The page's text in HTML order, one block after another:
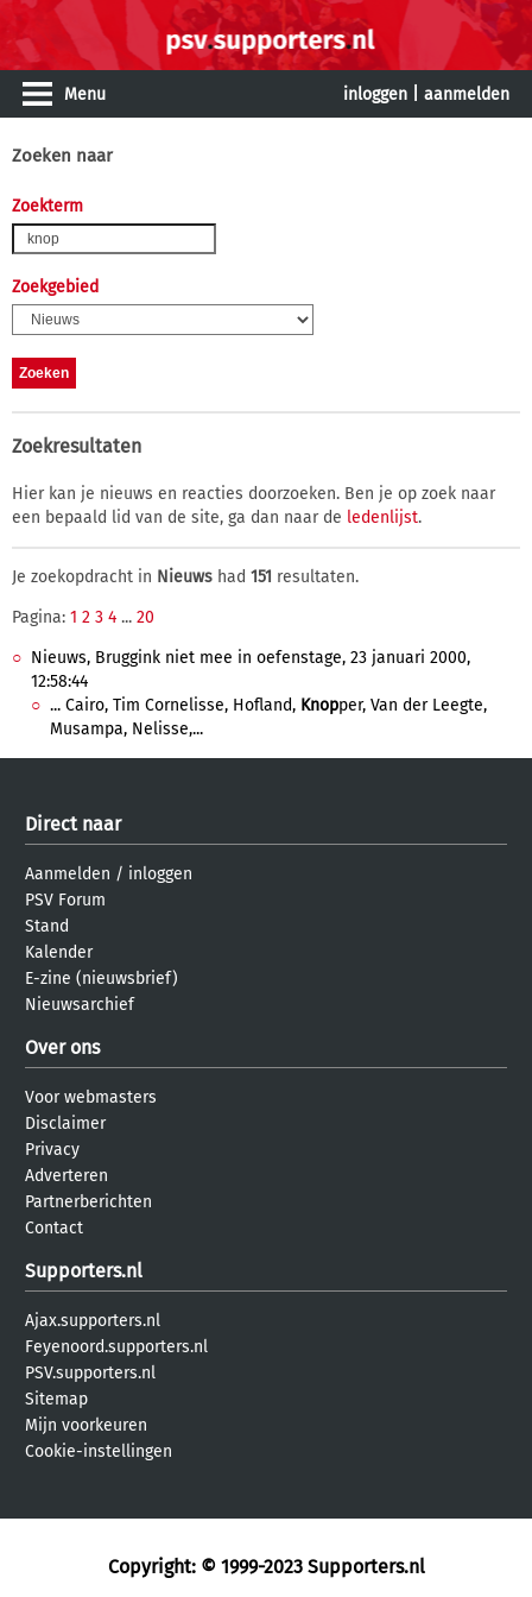
Menu inloggen aanmelden
Zoeken naar
Zoekterm
Zoekgebied
Zoekresultaten
Hier kan je nieuws en reacties doorzoeken. Ben je op zoek naar
een bepaald lid van de site, ga dan naar de ledenlijst.
Je zoekopdracht in Nieuws had 151 resultaten.
Pagina: 1 2 3 4 ... 20
Nieuws, Bruggink niet mee in oefenstage, 23 januari 2000,
12:58:44
... Cairo, Tim Cornelisse, Hofland, Knopper, Van der Leegte,
Musampa, Nelisse,...
Direct naar
Aanmelden / inloggen
PSV Forum
Stand
Kalender
E-zine (nieuwsbrief)
Nieuwsarchief
Over ons
Voor webmasters
Disclaimer
Privacy
Adverteren
Partnerberichten
Contact
Supporters.nl
Ajax.supporters.nl
Feyenoord.supporters.nl
PSV.supporters.nl
Sitemap
Mijn voorkeuren
Cookie-instellingen
Copyright: © 1999-2023 Supporters.nl